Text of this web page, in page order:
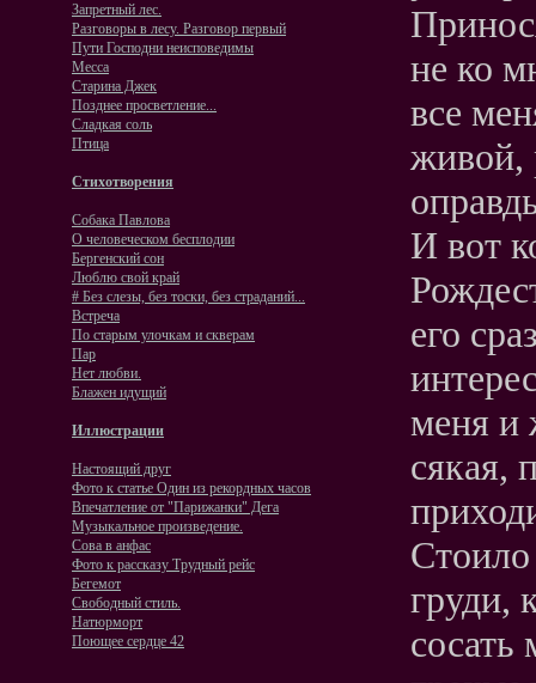
Запретный лес.
Разговоры в лесу. Разговор первый
Пути Господни неисповедимы
Месса
Старина Джек
Позднее просветление...
Сладкая соль
Птица
Стихотворения
Собака Павлова
О человеческом бесплодии
Бергенский сон
Люблю свой край
# Без слезы, без тоски, без страданий...
Встреча
По старым улочкам и скверам
Пар
Нет любви.
Блажен идущий
Иллюстрации
Настоящий друг
Фото к статье Один из рекордных часов
Впечатление от "Парижанки" Дега
Музыкальное произведение.
Сова в анфас
Фото к рассказу Трудный рейс
Бегемот
Свободный стиль.
Натюрморт
Поющее сердце 42
не ко
все
живой,
И вот
его
меня и
сякая,
Стоило
груди,
сосать